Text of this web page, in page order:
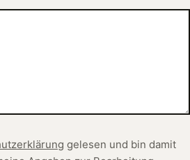
gelesen und bin damit